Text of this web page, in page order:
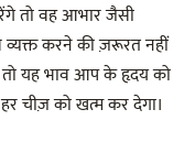
तो वह आभार जैसी
व्यक्त करने की ज़रूरत नहीं
यह भाव आप के हृदय को
चीज़ को खत्म कर देगा।